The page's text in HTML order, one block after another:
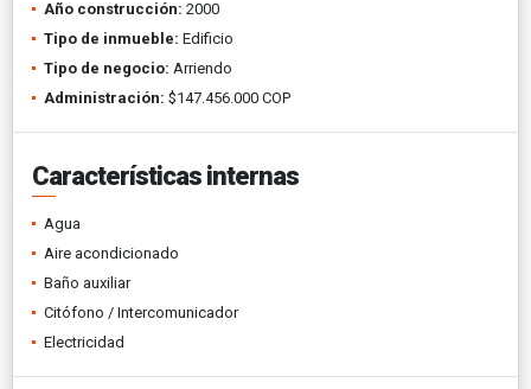
Año construcción: 2000
Tipo de inmueble: Edificio
Tipo de negocio: Arriendo
Administración: $147.456.000 COP
Características internas
Agua
Aire acondicionado
Baño auxiliar
Citófono / Intercomunicador
Electricidad